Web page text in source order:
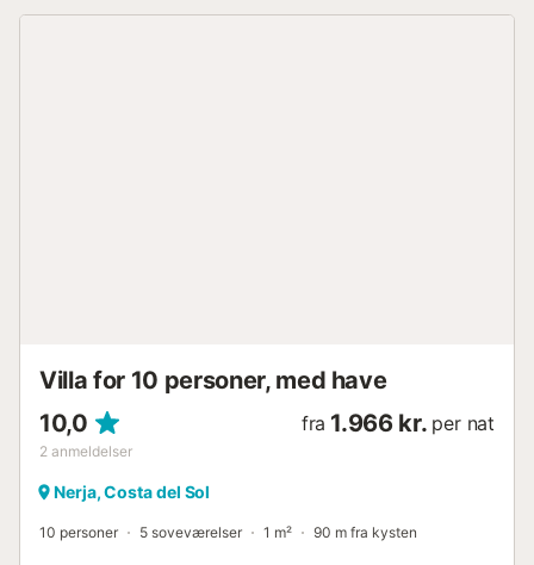
Villa for 10 personer, med have
10,0
2 anmeldelser
fra 1.966 kr. per nat
Nerja, Costa del Sol
10 personer 5 soveværelser 1 m² 90 m fra kysten